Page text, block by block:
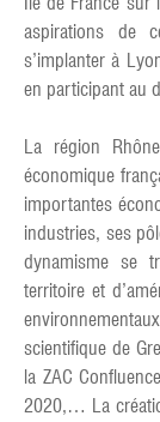
aspirations de
s’implanter à
en participant au
La région
économique
importantes
industries, ses
dynamisme se
territoire et
scientifique de
la ZAC
2020,… La